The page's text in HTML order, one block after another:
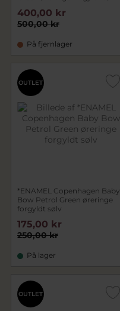
500,00 kr
400,00 kr
På fjernlager
OUTLET
*ENAMEL Copenhagen Baby
Bow Petrol Green øreringe
forgyldt sølv
250,00 kr
175,00 kr
På lager
OUTLET